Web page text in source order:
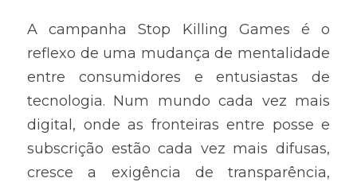
A campanha Stop Killing Games é o
reflexo de uma mudança de mentalidade
entre consumidores e entusiastas de
tecnologia. Num mundo cada vez mais
digital, onde as fronteiras entre posse e
subscrição estão cada vez mais difusas,
cresce a exigência de transparência,